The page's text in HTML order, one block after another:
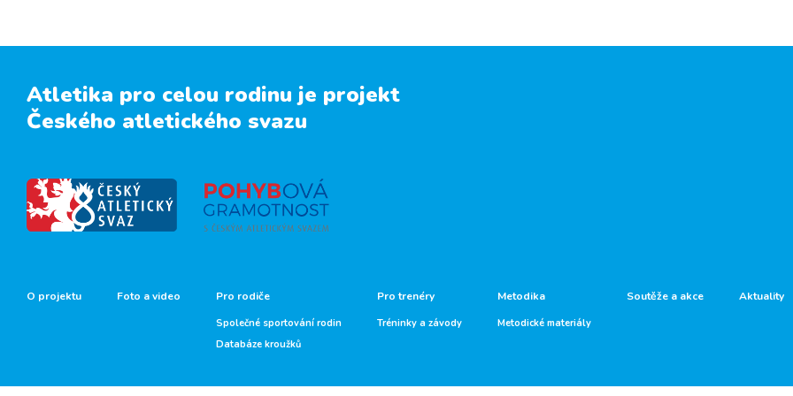
Atletika pro celou rodinu je projekt
Českého atletického svazu
O projektu Foto a video Pro rodiče
Společné sportování rodin
Databáze kroužků
Pro trenéry
Tréninky a závody
Metodika
Metodické materiály
Soutěže a akce Aktuality